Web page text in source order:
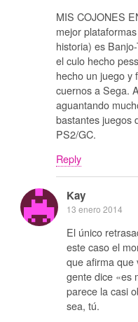
MIS COJONES
mejor
historia) es
el culo hecho
hecho un juego y
cuernos a Sega.
aguantando
bastantes juegos
PS2/GC.
Reply
Kay
13 enero 2014
El único
este caso el
que afirma que
gente dice «es
parece la casi
sea, tú.